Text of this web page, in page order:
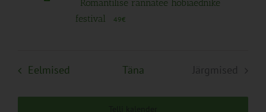
Romantilise rannatee hobiaednike
festival
49€
Eelmised SündmusedTäna
Järgmised